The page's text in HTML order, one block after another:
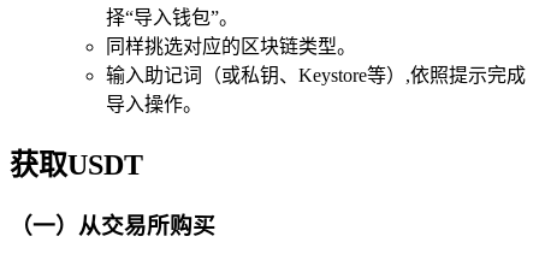
择“导入钱包”。
同样挑选对应的区块链类型。
输入助记词（或私钥、Keystore等）,依照提示完成
导入操作。
获取USDT
（一）从交易所购买